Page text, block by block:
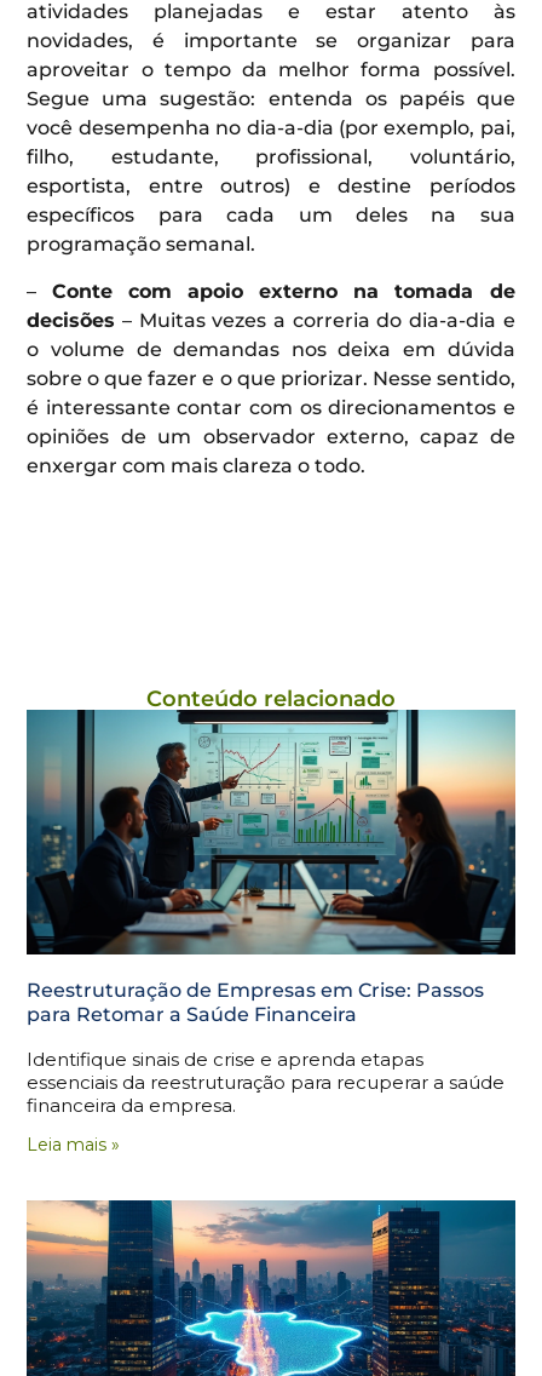
atividades planejadas e estar atento às
novidades, é importante se organizar para
aproveitar o tempo da melhor forma possível.
Segue uma sugestão: entenda os papéis que
você desempenha no dia-a-dia (por exemplo, pai,
filho, estudante, profissional, voluntário,
esportista, entre outros) e destine períodos
específicos para cada um deles na sua
programação semanal.
– Conte com apoio externo na tomada de
decisões – Muitas vezes a correria do dia-a-dia e
o volume de demandas nos deixa em dúvida
sobre o que fazer e o que priorizar. Nesse sentido,
é interessante contar com os direcionamentos e
opiniões de um observador externo, capaz de
enxergar com mais clareza o todo.
Conteúdo relacionado
Reestruturação de Empresas em Crise: Passos
para Retomar a Saúde Financeira
Identifique sinais de crise e aprenda etapas
essenciais da reestruturação para recuperar a saúde
financeira da empresa.
Leia mais »